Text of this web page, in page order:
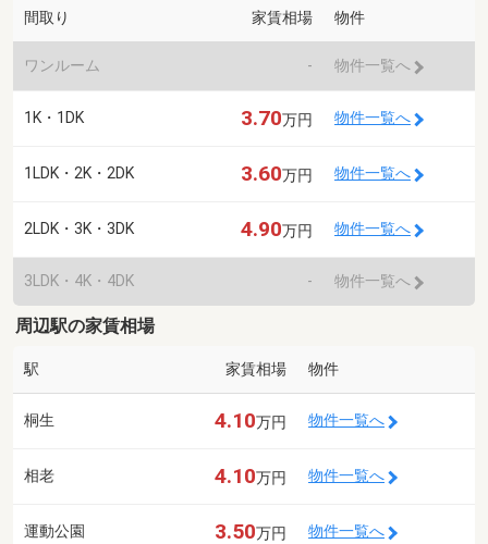
間取り 家賃相場 物件
ワンルーム - 物件一覧へ
1K・1DK 3.70万円 物件一覧へ
1LDK・2K・2DK 3.60万円 物件一覧へ
2LDK・3K・3DK 4.90万円 物件一覧へ
3LDK・4K・4DK - 物件一覧へ
周辺駅の家賃相場
駅 家賃相場 物件
桐生 4.10万円 物件一覧へ
相老 4.10万円 物件一覧へ
運動公園 3.50万円 物件一覧へ